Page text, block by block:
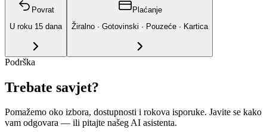
Povrat
U roku 15 dana
Plaćanje
Žiralno · Gotovinski · Pouzeće · Kartica
Podrška
Trebate savjet?
Pomažemo oko izbora, dostupnosti i rokova isporuke. Javite se kako
vam odgovara — ili pitajte našeg AI asistenta.